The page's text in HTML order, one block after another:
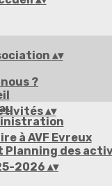
▴▾
?
▴▾
à AVF Evreux
Planning des
2026 ▴▾